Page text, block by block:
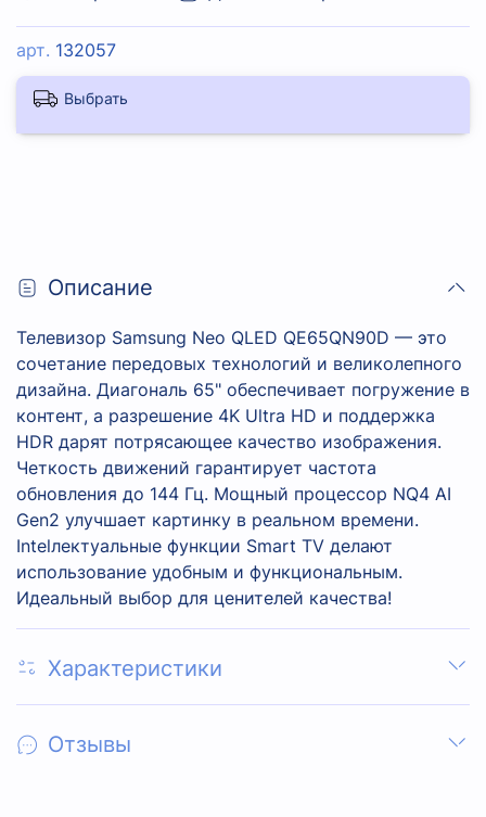
арт. 132057
Выбрать
Описание
Телевизор Samsung Neo QLED QE65QN90D — это
сочетание передовых технологий и великолепного
дизайна. Диагональ 65" обеспечивает погружение в
контент, а разрешение 4K Ultra HD и поддержка
HDR дарят потрясающее качество изображения.
Четкость движений гарантирует частота
обновления до 144 Гц. Мощный процессор NQ4 AI
Gen2 улучшает картинку в реальном времени.
Intelлектуальные функции Smart TV делают
использование удобным и функциональным.
Идеальный выбор для ценителей качества!
Характеристики
Отзывы